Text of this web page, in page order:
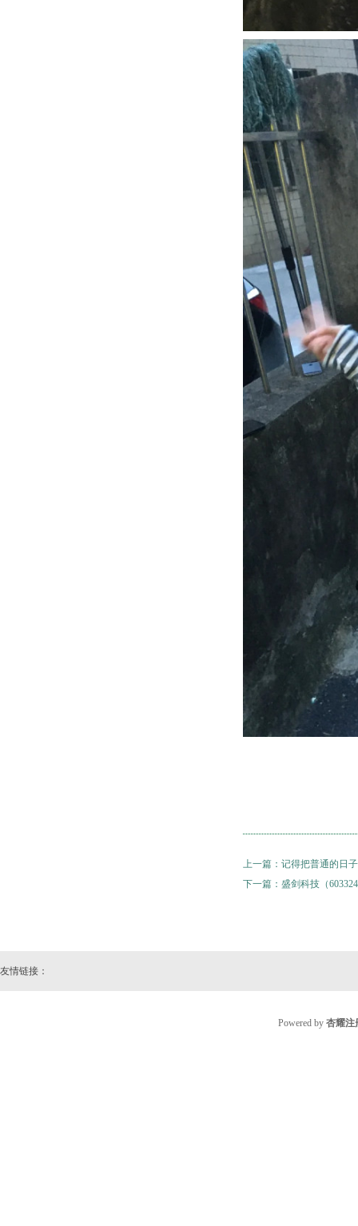
上一篇： 记得把普通的日
下一篇： 盛剑科技（
友情链接：
Powered by 杏耀注